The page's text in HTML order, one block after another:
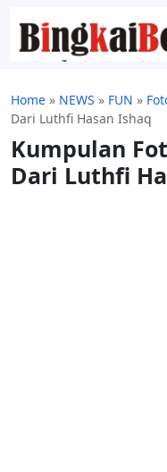
Home » NEWS » FUN »
Dari Luthfi Hasan Ishaq
Kumpulan
Dari Luthfi